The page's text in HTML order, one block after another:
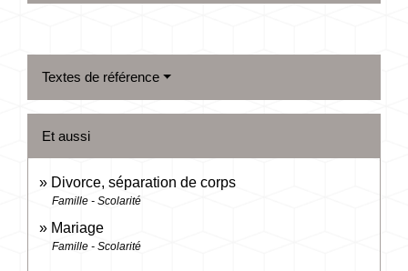
Textes de référence
Et aussi
Divorce, séparation de corps
Famille - Scolarité
Mariage
Famille - Scolarité